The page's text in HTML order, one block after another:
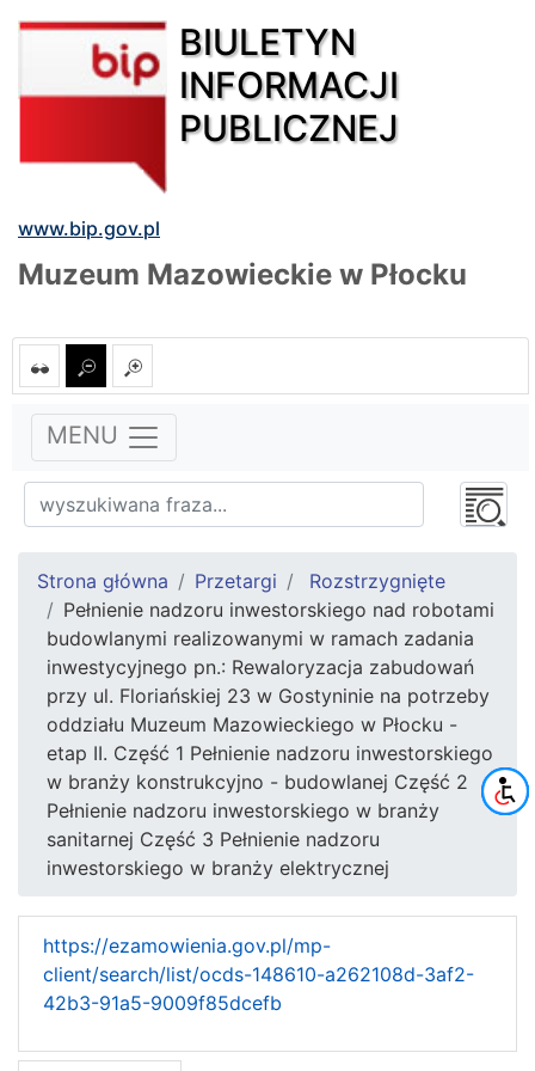
BIULETYN
INFORMACJI
PUBLICZNEJ
www.bip.gov.pl
Muzeum Mazowieckie w Płocku
MENU
Strona główna Przetargi
Rozstrzygnięte
Pełnienie nadzoru inwestorskiego nad robotami
budowlanymi realizowanymi w ramach zadania
inwestycyjnego pn.: Rewaloryzacja zabudowań
przy ul. Floriańskiej 23 w Gostyninie na potrzeby
oddziału Muzeum Mazowieckiego w Płocku -
etap II. Część 1 Pełnienie nadzoru inwestorskiego
w branży konstrukcyjno - budowlanej Część 2
Pełnienie nadzoru inwestorskiego w branży
sanitarnej Część 3 Pełnienie nadzoru
inwestorskiego w branży elektrycznej
https://ezamowienia.gov.pl/mp-
client/search/list/ocds-148610-a262108d-3af2-
42b3-91a5-9009f85dcefb